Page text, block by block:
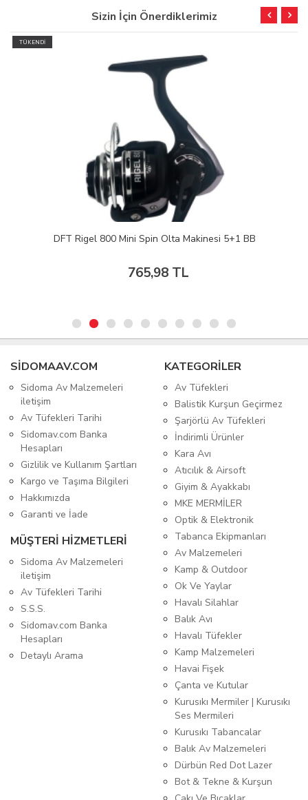
Sizin İçin Önerdiklerimiz
TÜKENDİ
DFT Rigel 800 Mini Spin Olta Makinesi 5+1 BB
765,98 TL
SIDOMAAV.COM
Sidoma Av Malzemeleri
iletişim
Av Tüfekleri Tarihi
Sidomav.com Banka
Hesapları
Gizlilik ve Kullanım Şartları
Kargo ve Taşıma Bilgileri
Hakkımızda
Garanti ve İade
MÜŞTERİ HİZMETLERİ
Sidoma Av Malzemeleri
iletişim
Av Tüfekleri Tarihi
S.S.S.
Sidomav.com Banka
Hesapları
Detaylı Arama
KATEGORİLER
Av Tüfekleri
Balistik Kurşun Geçirmez
Şarjörlü Av Tüfekleri
İndirimli Ürünler
Kara Avı
Atıcılık & Airsoft
Giyim & Ayakkabı
MKE MERMİLER
Optik & Elektronik
Tabanca Ekipmanları
Av Malzemeleri
Kamp & Outdoor
Ok Ve Yaylar
Havalı Silahlar
Balık Avı
Havalı Tüfekler
Kamp Malzemeleri
Havai Fişek
Çanta ve Kutular
Kurusıkı Mermiler | Kurusıkı
Ses Mermileri
Kurusıkı Tabancalar
Balık Av Malzemeleri
Dürbün Red Dot Lazer
Bot & Tekne & Kurşun